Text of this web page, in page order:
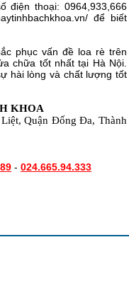
điện thoại: 0964,933,666
để biết
phục vấn đề loa rè trên
chữa tốt nhất tại Hà Nội.
hài lòng và chất lượng tốt
KHOA
Quận Đống Đa, Thành
- 024.665.94.333